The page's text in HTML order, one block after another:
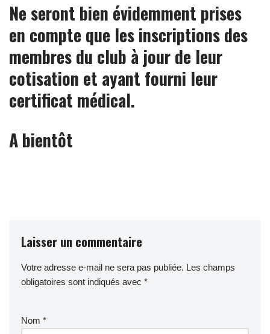
Ne seront bien évidemment prises
en compte que les inscriptions des
membres du club à jour de leur
cotisation et ayant fourni leur
certificat médical.
A bientôt
Laisser un commentaire
Votre adresse e-mail ne sera pas publiée. Les champs
obligatoires sont indiqués avec *
Nom *